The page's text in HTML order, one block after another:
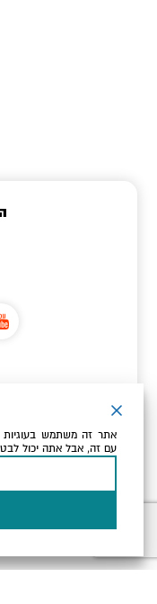
כתובת הדוא"ל שלך
אני מאשר/ת
אתר זה משתמש
עם זה, אבל אתה יכול